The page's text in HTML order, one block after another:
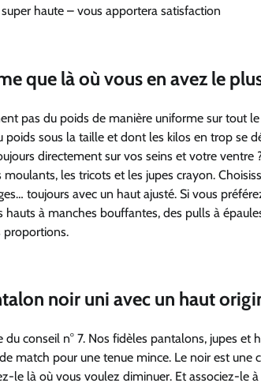
haute – vous apportera satisfaction
que là où vous en avez le
pas du poids de manière uniforme sur tout
sous la taille et dont les kilos en trop se
directement sur vos seins et votre ventre
les tricots et les jupes crayon.
toujours avec un haut ajusté. Si vous
hauts à manches bouffantes, des pulls à
proportions.
noir uni avec un haut
du conseil n° 7. Nos fidèles pantalons, jupes
match pour une tenue mince. Le noir est une
le là où vous voulez diminuer. Et associez-le